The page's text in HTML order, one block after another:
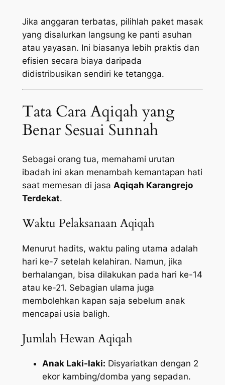
Jika anggaran terbatas, pilihlah paket masak
yang disalurkan langsung ke panti asuhan
atau yayasan. Ini biasanya lebih praktis dan
efisien secara biaya daripada
didistribusikan sendiri ke tetangga.
Tata Cara Aqiqah yang
Benar Sesuai Sunnah
Sebagai orang tua, memahami urutan
ibadah ini akan menambah kemantapan hati
saat memesan di jasa Aqiqah Karangrejo
Terdekat.
Waktu Pelaksanaan Aqiqah
Menurut hadits, waktu paling utama adalah
hari ke-7 setelah kelahiran. Namun, jika
berhalangan, bisa dilakukan pada hari ke-14
atau ke-21. Sebagian ulama juga
membolehkan kapan saja sebelum anak
mencapai usia baligh.
Jumlah Hewan Aqiqah
Anak Laki-laki: Disyariatkan dengan 2
ekor kambing/domba yang sepadan.